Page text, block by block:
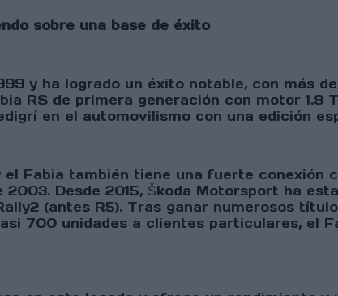
sobre una base de éxito
y ha logrado un éxito notable, con más
RS de primera generación con motor 1.9
en el automovilismo con una edición
Fabia también tiene una fuerte conexión
Desde 2015, Škoda Motorsport ha
(antes R5). Tras ganar numerosos
700 unidades a clientes particulares, el